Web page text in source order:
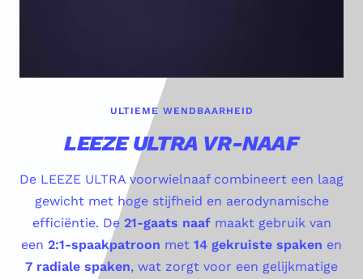
ULTIEME WENDBAARHEID
LEEZE ULTRA VR-NAAF
De LEEZE ULTRA voorwielnaaf combineert een laag
gewicht met hoge stijfheid en aerodynamische
efficiëntie. De 21-gaats naafmaakt gebruik van
een 2:1-spaakpatroon met 14 gekruiste spaken en
7 radiale spaken, wat zorgt voor een gelijkmatige